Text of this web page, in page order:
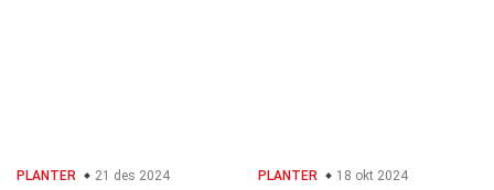
PLANTER 21 des 2024 PLANTER 18 okt 2024